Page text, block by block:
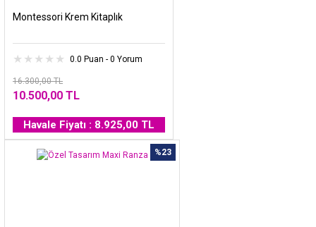
Montessori Krem Kitaplık
0.0 Puan - 0 Yorum
16.300,00 TL
10.500,00 TL
Havale Fiyatı : 8.925,00 TL
%23